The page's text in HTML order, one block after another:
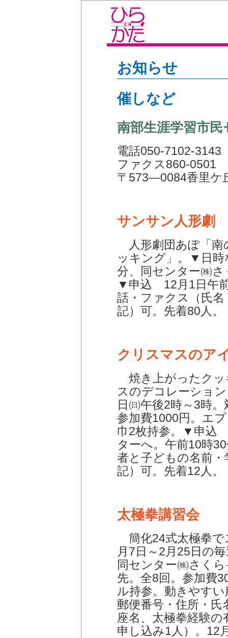
お知らせ
催しなど
南部生涯学習市民
電話050-7102-3143
ファクス860-0501
〒573―0084香里
サンサン人形劇
人形劇団あぽ「南
ッキング」。▼日
分、同センター㈱
▼申込 12月1日午
話・ファクス（氏
記）可。先着80人。
クリスマスのア
焼き上がったクッ
スのデコレーショ
日㈰午後2時～3時
参加費1000円。エ
巾2枚持参。▼申込
ターへ。午前10時
者と子どもの名前
記）可。先着12人。
太極拳講習会
簡化24式太極拳
月7日～2月25日の
同センター㈱さく
先。全8回。参加費
ル持参。動きやす
郵便番号・住所・氏
座名、太極拳経験
申し込み1人）。12